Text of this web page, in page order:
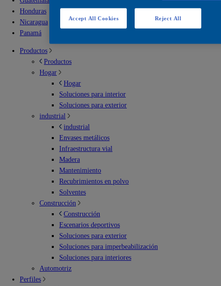
Honduras
Nicaragua
Panamá
Productos
Productos
Hogar
Hogar
Soluciones para interior
Soluciones para exterior
industrial
industrial
Envases metálicos
Infraestructura vial
Madera
Mantenimiento
Recubrimientos en polvo
Solventes
Construcción
Construcción
Escenarios deportivos
Soluciones para exterior
Soluciones para imperbeabilización
Soluciones para interiores
Automotriz
Perfiles
Reject All
Accept All Cookies